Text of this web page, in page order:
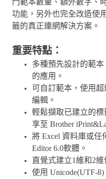
門範本數量、額外數字、
功能，另外也完全改造使
籤的真正連網解決方案。
重要特點：
多種預先設計的範
的應用。
可自訂範本，使用
編輯。
輕鬆擷取已建立的
享至 Brother
將 Excel 資料庫或任
Editor 6.0軟體。
直覺式建立1維和2維
使用 Unicode(UTF-